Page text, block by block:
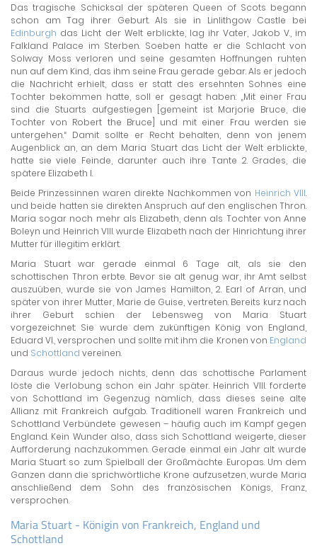
Das tragische Schicksal der späteren Queen of Scots begann
schon am Tag ihrer Geburt. Als sie in Linlithgow Castle bei
Edinburgh das Licht der Welt erblickte, lag ihr Vater, Jakob V., im
Falkland Palace im Sterben. Soeben hatte er die Schlacht von
Solway Moss verloren und seine gesamten Hoffnungen ruhten
nun auf dem Kind, das ihm seine Frau gerade gebar. Als er jedoch
die Nachricht erhielt, dass er statt des ersehnten Sohnes eine
Tochter bekommen hatte, soll er gesagt haben: „Mit einer Frau
sind die Stuarts aufgestiegen [gemeint ist Marjorie Bruce, die
Tochter von Robert the Bruce] und mit einer Frau werden sie
untergehen.“ Damit sollte er Recht behalten, denn von jenem
Augenblick an, an dem Maria Stuart das Licht der Welt erblickte,
hatte sie viele Feinde, darunter auch ihre Tante 2. Grades, die
spätere Elizabeth I.
Beide Prinzessinnen waren direkte Nachkommen von Heinrich VIII.
und beide hatten sie direkten Anspruch auf den englischen Thron.
Maria sogar noch mehr als Elizabeth, denn als Tochter von Anne
Boleyn und Heinrich VIII. wurde Elizabeth nach der Hinrichtung ihrer
Mutter für illegitim erklärt.
Maria Stuart war gerade einmal 6 Tage alt, als sie den
schottischen Thron erbte. Bevor sie alt genug war, ihr Amt selbst
auszuüben, wurde sie von James Hamilton, 2. Earl of Arran, und
später von ihrer Mutter, Marie de Guise, vertreten. Bereits kurz nach
ihrer Geburt schien der Lebensweg von Maria Stuart
vorgezeichnet: Sie wurde dem zukünftigen König von England,
Eduard VI., versprochen und sollte mit ihm die Kronen von England
und Schottland vereinen.
Daraus wurde jedoch nichts, denn das schottische Parlament
löste die Verlobung schon ein Jahr später. Heinrich VIII. forderte
von Schottland im Gegenzug nämlich, dass dieses seine alte
Allianz mit Frankreich aufgab. Traditionell waren Frankreich und
Schottland Verbündete gewesen – häufig auch im Kampf gegen
England. Kein Wunder also, dass sich Schottland weigerte, dieser
Aufforderung nachzukommen. Gerade einmal ein Jahr alt wurde
Maria Stuart so zum Spielball der Großmächte Europas. Um dem
Ganzen dann die sprichwörtliche Krone aufzusetzen, wurde Maria
anschließend dem Sohn des französischen Königs, Franz,
versprochen.
Maria Stuart - Königin von Frankreich, England und
Schottland